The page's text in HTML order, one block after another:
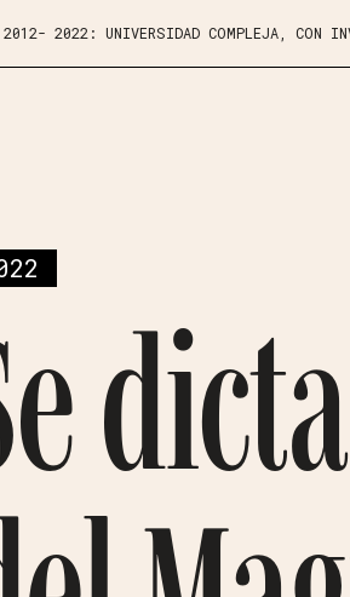
2012- 2022: UNIVERSIDAD COMPLEJA, CON